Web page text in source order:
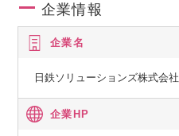
企業情報
企業名
日鉄ソリューションズ株式会社
企業HP